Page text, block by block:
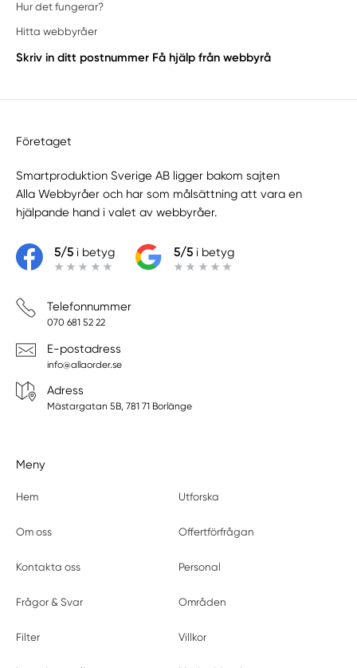
Hur det fungerar?
Hitta webbyråer
Skriv in ditt postnummer Få hjälp från webbyrå
Företaget
Smartproduktion Sverige AB ligger bakom sajten
Alla Webbyråer och har som målsättning att vara en
hjälpande hand i valet av webbyråer.
5/5i betyg 5/5i betyg
Telefonnummer
070 681 52 22
E-postadress
info@allaorder.se
Adress
Mästargatan 5B, 781 71 Borlänge
Meny
Hem Utforska
Om oss Offertförfrågan
Kontakta oss Personal
Frågor & Svar Områden
Filter Villkor